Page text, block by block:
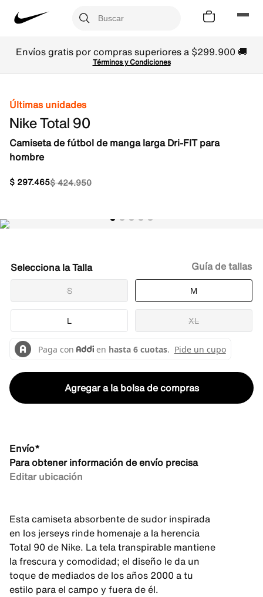
Envíos gratis por compras superiores a $299.900 🚚
Términos y Condiciones
Últimas unidades
Nike Total 90
Camiseta de fútbol de manga larga Dri-FIT para
hombre
$424.950
$ 297.465
Talla
S M
L XL
Guía de tallas
Agregar a la bolsa de compras
Envío*
Para obtener información de envío precisa
Editar ubicación
Esta camiseta absorbente de sudor inspirada
en los jerseys rinde homenaje a la herencia
Total 90 de Nike. La tela transpirable mantiene
la frescura y comodidad; el diseño le da un
toque de mediados de los años 2000 a tu
estilo para el campo y fuera de él.